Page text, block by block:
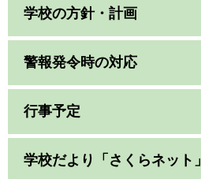
学校の方針・計画
警報発令時の対応
行事予定
学校だより「さくらネット」